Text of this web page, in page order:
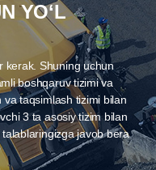
YOʻL
kerak. Shuning uchun
boshqaruv tizimi va
taqsimlash tizimi bilan
3 ta asosiy tizim bilan
javob bera